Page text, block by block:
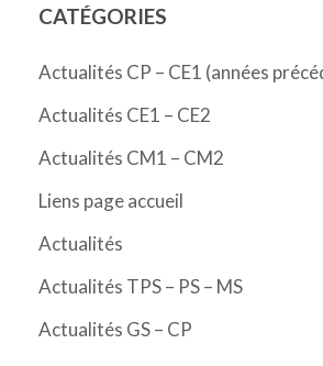
CATÉGORIES
Actualités CP – CE1 (années
Actualités CE1 – CE2
Actualités CM1 – CM2
Liens page accueil
Actualités
Actualités TPS – PS – MS
Actualités GS – CP